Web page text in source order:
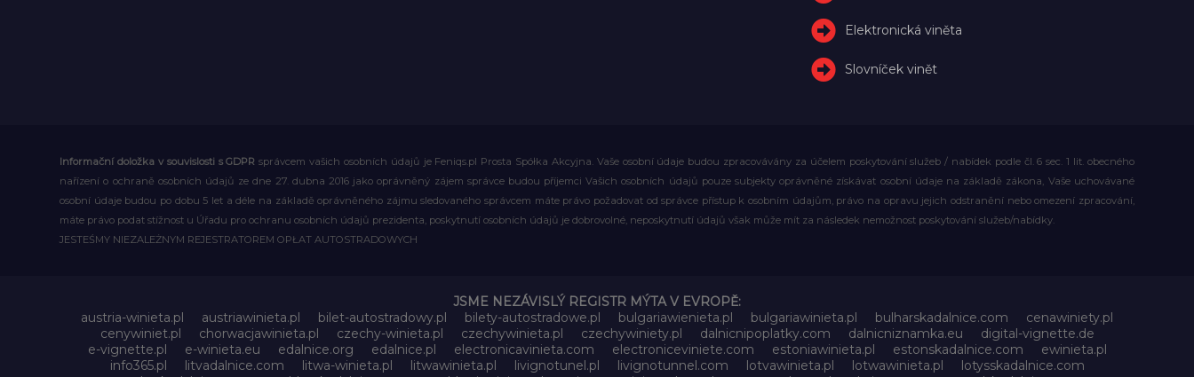
Elektronická viněta
Slovníček vinět
Informační doložka v souvislosti s GDPRsprávcem vašich osobních údajů je Feniqs.pl Prosta Spółka Akcyjna. Vaše osobní údaje budou zpracovávány za účelem poskytování služeb / nabídek podle čl. 6 sec. 1 lit. obecného
nařízení o ochraně osobních údajů ze dne 27. dubna 2016 jako oprávněný zájem správce budou příjemci Vašich osobních údajů pouze subjekty oprávněné získávat osobní údaje na základě zákona, Vaše uchovávané
osobní údaje budou po dobu 5 let a déle na základě oprávněného zájmu sledovaného správcem máte právo požadovat od správce přístup k osobním údajům, právo na opravu jejich odstranění nebo omezení zpracování,
máte právo podat stížnost u Úřadu pro ochranu osobních údajů prezidenta, poskytnutí osobních údajů je dobrovolné, neposkytnutí údajů však může mít za následek nemožnost poskytování služeb/nabídky.
JESTEŚMY NIEZALEŻNYM REJESTRATOREM OPŁAT AUTOSTRADOWYCH
JSME NEZÁVISLÝ REGISTR MÝTA V EVROPĚ:
austria-winieta.pl
austriawinieta.pl bilet-autostradowy.pl bilety-autostradowe.pl bulgariawienieta.pl bulgariawinieta.pl bulharskadalnice.com
cenawiniety.pl
cenywiniet.pl
chorwacjawinieta.pl czechy-winieta.pl czechywinieta.pl czechywiniety.pl dalnicnipoplatky.com dalnicniznamka.eu
digital-vignette.de
e-vignette.pl
e-winieta.eu edalnice.org edalnice.pl electronicavinieta.com electroniceviniete.com estoniawinieta.pl estonskadalnice.com
ewinieta.pl
info365.pl
litvadalnice.com litwa-winieta.pl litwawinieta.pl livignotunel.pl livignotunnel.com lotvawinieta.pl lotwawinieta.pl
lotysskadalnice.com